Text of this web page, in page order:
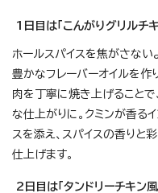
1日目は「こんがりグリルチ
ホールスパイスを焦がさない
豊かなフレーバーオイルを作
肉を丁寧に焼き上げることで
な仕上がりに。クミンが香る
スを添え、スパイスの香りと
仕上げます。
2日目は「タンドリーチキン